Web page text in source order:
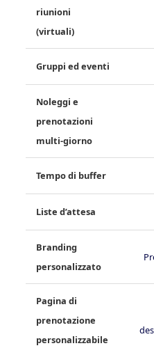
riunioni
(virtuali)
Gruppi ed eventi
Noleggi e
prenotazioni
multi‑giorno
Tempo di buffer
Liste d’attesa
Branding
personalizzato
Pagina di
prenotazione
personalizzabile